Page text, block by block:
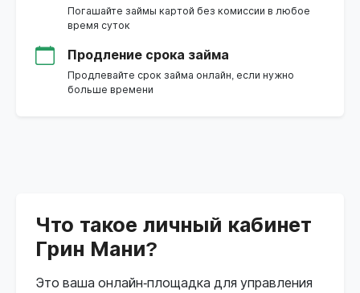
Погашайте займы картой без комиссии в любое
время суток
Продление срока займа
Продлевайте срок займа онлайн, если нужно
больше времени
Что такое личный кабинет
Грин Мани?
Это ваша онлайн-площадка для управления